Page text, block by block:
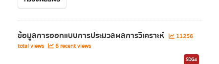
ข้อมูลการออกแบบการประมวลผลการวิเคราะห์
11256
total views
6 recent views
SDG4